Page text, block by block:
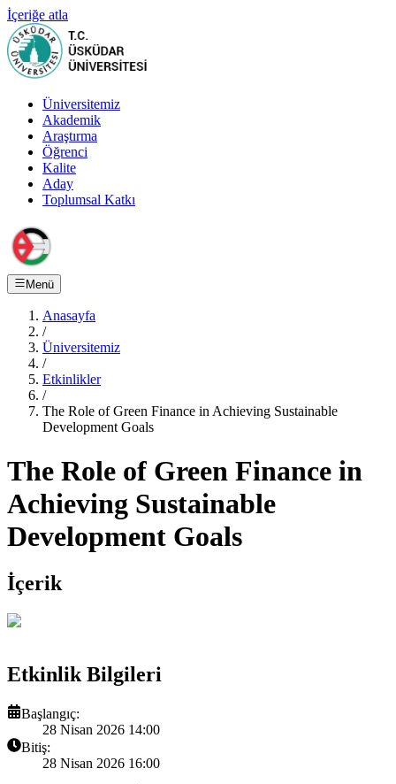
İçeriğe atla
Üniversitemiz
Akademik
Araştırma
Öğrenci
Kalite
Aday
Toplumsal Katkı
Menü
Anasayfa
/
Üniversitemiz
/
Etkinlikler
/
The Role of Green Finance in Achieving Sustainable
Development Goals
The Role of Green Finance in
Achieving Sustainable
Development Goals
İçerik
Etkinlik Bilgileri
Başlangıç:
28 Nisan 2026 14:00
Bitiş:
28 Nisan 2026 16:00